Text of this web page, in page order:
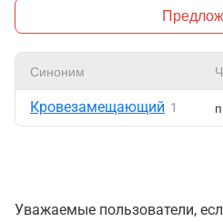
Синоним
Кровезамещающий 1
Уважаемые пользователи,